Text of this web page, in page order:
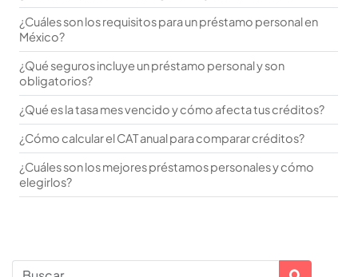
¿Cuáles son los requisitos para un préstamo personal en
México?
¿Qué seguros incluye un préstamo personal y son
obligatorios?
¿Qué es la tasa mes vencido y cómo afecta tus créditos?
¿Cómo calcular el CAT anual para comparar créditos?
¿Cuáles son los mejores préstamos personales y cómo
elegirlos?